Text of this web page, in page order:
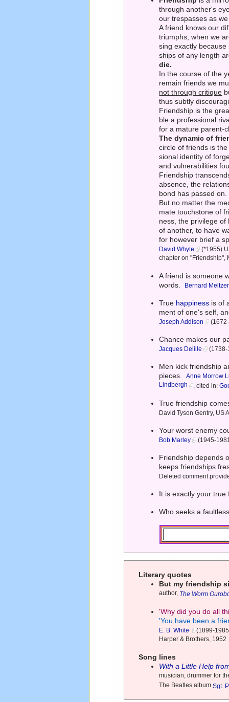
through another's
our trespasses as
A friend knows our
triumphs, when we
sing exactly
ships of any length
die.
In the course of the
remain friends we
not through critique
thus subtly
Friendship is the
ble a professional
for a mature parent-
The dynamic of
circle of friends is
sional identity of
and vulnerabilities
Friendship
absence, the
bond has passed on.
But no matter the
mate touchstone of
ness, the privilege
of another, to have
for however brief a
David Whyte (*1955)
chapter on "Friendship",
A friend is someone
words.
Bernard Meltzer
True happiness is of
ment of one's self,
Joseph Addison
Chance makes our
Jacques Delille (1738-
Men kick friendship
pieces.
Anne Morrow
Lindbergh , cited in:
True friendship
David Tyson Gentry, US
Your worst enemy
Bob Marley (1945-
Friendship depends
keeps friendships
Deleted comment
It is exactly your
Who seeks a
Literary quotes
But my friendship
author, The Worm
'Why did you do all
'You have been a
E. B. White (1899-
Harper & Brothers, 1952
Song lines
With a Little Help
musician, drummer for
The Beatles albumSgt.